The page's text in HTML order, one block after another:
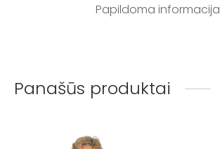
Papildoma informacija
Panašūs produktai